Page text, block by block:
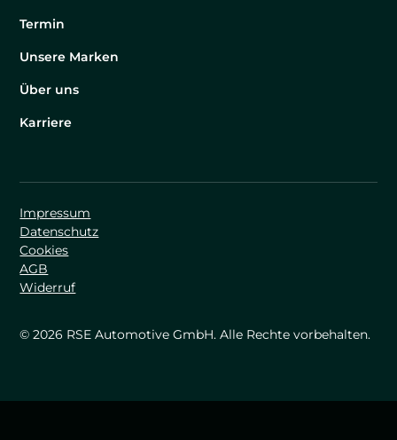
Termin
Unsere Marken
Über uns
Karriere
© 2026 RSE Automotive GmbH. Alle Rechte vorbehalten.
Impressum
Datenschutz
Cookies
AGB
Widerruf